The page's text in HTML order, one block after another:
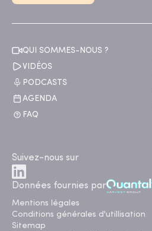
QUI SOMMES-NOUS ?
VIDÉOS
PODCASTS
AGENDA
FAQ
Suivez-nous sur
Données fournies par
Mentions légales
Conditions générales d'utillisation
Sitemap